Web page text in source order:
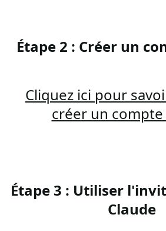
Étape 2 : Créer un
Cliquez ici pour
créer un compte
Étape 3 : Utiliser
Claude